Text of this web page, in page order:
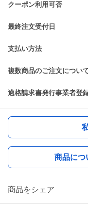
クーポン利用可否
最終注文受付日
支払い方法
複数商品のご注文につい
適格請求書発行事業者登
商品につ
商品をシェア